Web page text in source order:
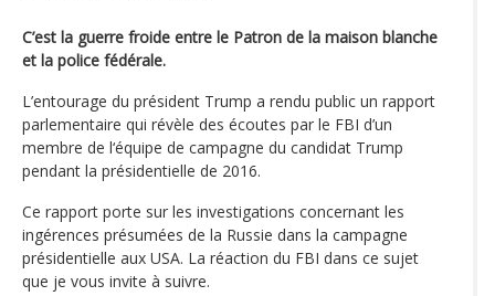
C’est la guerre froide entre le Patron de la maison blanche
et la police fédérale.
L’entourage du président Trump a rendu public un rapport
parlementaire qui révèle des écoutes par le FBI d’un
membre de l‘équipe de campagne du candidat Trump
pendant la présidentielle de 2016.
Ce rapport porte sur les investigations concernant les
ingérences présumées de la Russie dans la campagne
présidentielle aux USA. La réaction du FBI dans ce sujet
que je vous invite à suivre.